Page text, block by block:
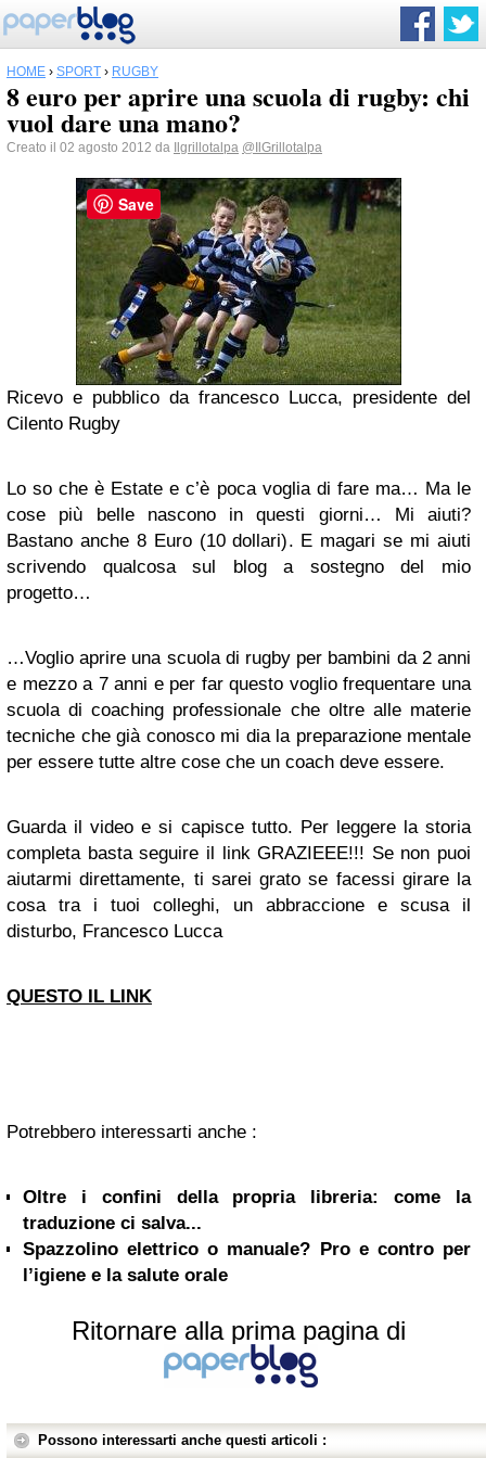
HOME › SPORT › RUGBY
8 euro per aprire una scuola di rugby: chi
vuol dare una mano?
Creato il 02 agosto 2012 da Ilgrillotalpa @IlGrillotalpa
Ricevo e pubblico da francesco Lucca, presidente del
Cilento Rugby
Lo so che è Estate e c’è poca voglia di fare ma… Ma le
cose più belle nascono in questi giorni… Mi aiuti?
Bastano anche 8 Euro (10 dollari). E magari se mi aiuti
scrivendo qualcosa sul blog a sostegno del mio
progetto…
…Voglio aprire una scuola di rugby per bambini da 2 anni
e mezzo a 7 anni e per far questo voglio frequentare una
scuola di coaching professionale che oltre alle materie
tecniche che già conosco mi dia la preparazione mentale
per essere tutte altre cose che un coach deve essere.
Guarda il video e si capisce tutto. Per leggere la storia
completa basta seguire il link GRAZIEEE!!! Se non puoi
aiutarmi direttamente, ti sarei grato se facessi girare la
cosa tra i tuoi colleghi, un abbraccione e scusa il
disturbo, Francesco Lucca
QUESTO IL LINK
Potrebbero interessarti anche :
Oltre i confini della propria libreria: come la
traduzione ci salva...
Spazzolino elettrico o manuale? Pro e contro per
l’igiene e la salute orale
Ritornare alla prima pagina di
Possono interessarti anche questi articoli :
Save